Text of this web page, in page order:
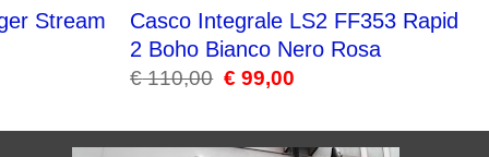
Stream
Casco Integrale LS2 FF353 Rapid
2 Boho Bianco Nero Rosa
€110,00
Il
prezzo
€ 110,00.
€ 99,00Il
€ 99,00.